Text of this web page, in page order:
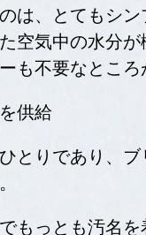
は、とてもシ
空気中の水分
も不要なところ
供給
とりであり、
もっとも汚名